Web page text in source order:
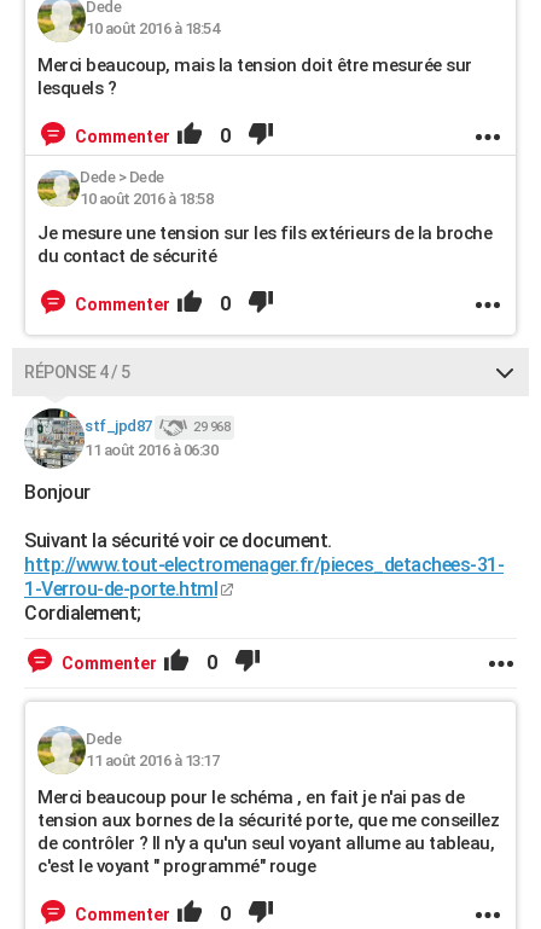
Dede
10 août 2016 à 18:54
Merci beaucoup, mais la tension doit être mesurée sur
lesquels ?
Commenter 0
Dede> Dede
10 août 2016 à 18:58
Je mesure une tension sur les fils extérieurs de la broche
du contact de sécurité
Commenter 0
RÉPONSE 4 / 5
stf_jpd87 29 968
11 août 2016 à 06:30
Bonjour
Suivant la sécurité voir ce document.
http://www.tout-electromenager.fr/pieces_detachees-31-
1-Verrou-de-porte.html
Cordialement;
Commenter 0
Dede
11 août 2016 à 13:17
Merci beaucoup pour le schéma , en fait je n'ai pas de
tension aux bornes de la sécurité porte, que me conseillez
de contrôler ? Il n'y a qu'un seul voyant allume au tableau,
c'est le voyant " programmé" rouge
Commenter 0